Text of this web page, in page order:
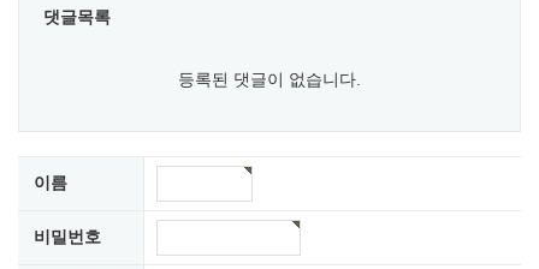
댓글목록
등록된 댓글이 없습니다.
이름
비밀번호